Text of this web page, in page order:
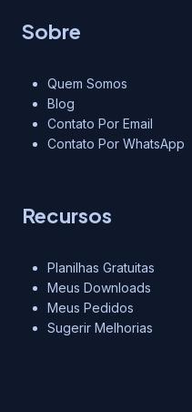
Sobre
Quem Somos
Blog
Contato Por Email
Contato Por WhatsApp
Recursos
Planilhas Gratuitas
Meus Downloads
Meus Pedidos
Sugerir Melhorias